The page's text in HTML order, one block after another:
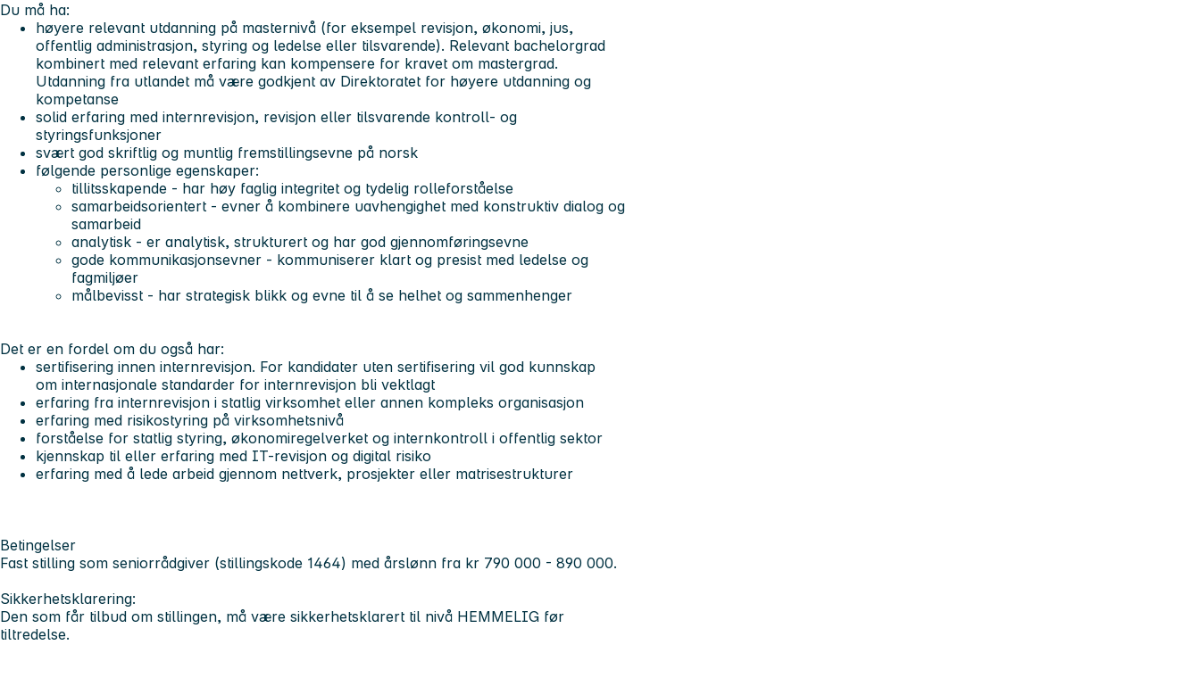
Du må ha:
høyere relevant utdanning på masternivå (for eksempel revisjon, økonomi, jus,
offentlig administrasjon, styring og ledelse eller tilsvarende). Relevant bachelorgrad
kombinert med relevant erfaring kan kompensere for kravet om mastergrad.
Utdanning fra utlandet må være godkjent av Direktoratet for høyere utdanning og
kompetanse
solid erfaring med internrevisjon, revisjon eller tilsvarende kontroll- og
styringsfunksjoner
svært god skriftlig og muntlig fremstillingsevne på norsk
følgende personlige egenskaper:
tillitsskapende - har høy faglig integritet og tydelig rolleforståelse
samarbeidsorientert - evner å kombinere uavhengighet med konstruktiv dialog og
samarbeid
analytisk - er analytisk, strukturert og har god gjennomføringsevne
gode kommunikasjonsevner - kommuniserer klart og presist med ledelse og
fagmiljøer
målbevisst - har strategisk blikk og evne til å se helhet og sammenhenger
Det er en fordel om du også har:
sertifisering innen internrevisjon. For kandidater uten sertifisering vil god kunnskap
om internasjonale standarder for internrevisjon bli vektlagt
erfaring fra internrevisjon i statlig virksomhet eller annen kompleks organisasjon
erfaring med risikostyring på virksomhetsnivå
forståelse for statlig styring, økonomiregelverket og internkontroll i offentlig sektor
kjennskap til eller erfaring med IT-revisjon og digital risiko
erfaring med å lede arbeid gjennom nettverk, prosjekter eller matrisestrukturer
Betingelser
Fast stilling som seniorrådgiver (stillingskode 1464) med årslønn fra kr 790 000 - 890 000.
Sikkerhetsklarering:
Den som får tilbud om stillingen, må være sikkerhetsklarert til nivå HEMMELIG før
tiltredelse.